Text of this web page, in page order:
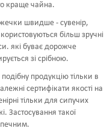
краще чайна.
швидше - сувенір,
більш зручні
які буває дорожче
зі срібною.
продукцію тільки в
сертифікати якості на
тільки для сипучих
Застосування такої